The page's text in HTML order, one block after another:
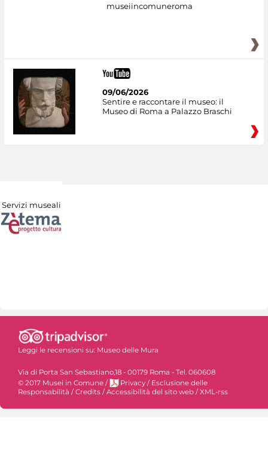
museiincomuneroma
09/06/2026
Sentire e raccontare il museo: il
Museo di Roma a Palazzo Braschi
Servizi museali
Leggi le recensioni su: Museo delle Mura
Via di Porta San Sebastiano,18 - 00179 Roma - Tel. 060608
© 2017 Musei in Comune / Privacy / Esclusione delle
Responsabilità /Credits /Accessibilità del sito web /XML-rss